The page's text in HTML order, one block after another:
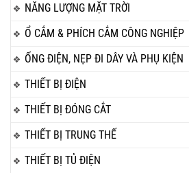
NĂNG LƯỢNG MẶT TRỜI
Ổ CẮM & PHÍCH CẮM CÔNG NGHIỆP
ỐNG ĐIỆN, NẸP ĐI DÂY VÀ PHỤ KIỆN
THIẾT BỊ ĐIỆN
THIẾT BỊ ĐÓNG CẮT
THIẾT BỊ TRUNG THẾ
THIẾT BỊ TỦ ĐIỆN